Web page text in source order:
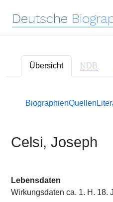
Deutsche
Übersicht NDB
BiographienQuellen
Celsi, Joseph
Lebensdaten
Wirkungsdaten ca. 1. H. 18.